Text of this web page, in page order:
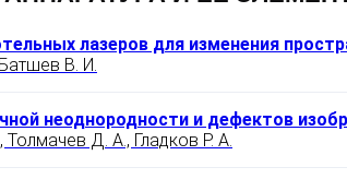
лазеров для изменения
В. И.
неоднородности и дефектов
Д. А., Гладков Р. А.